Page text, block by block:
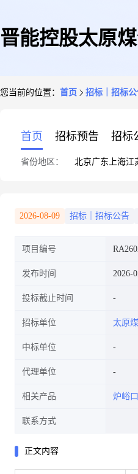
晋能控股太原
化(集团)有限
您当前的位置： 首页 招标｜招标
首页 招标预告 招标
省份地区： 北京广东 上海江
2026-08-09 招标｜招标公告
项目编号
发布时间 2026-
投标截止时间
招标单位 太原
中标单位
代理单位
相关产品 炉峪
联系方式
正文内容